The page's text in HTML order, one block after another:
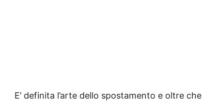
E’ definita l’arte dello spostamento e oltre che